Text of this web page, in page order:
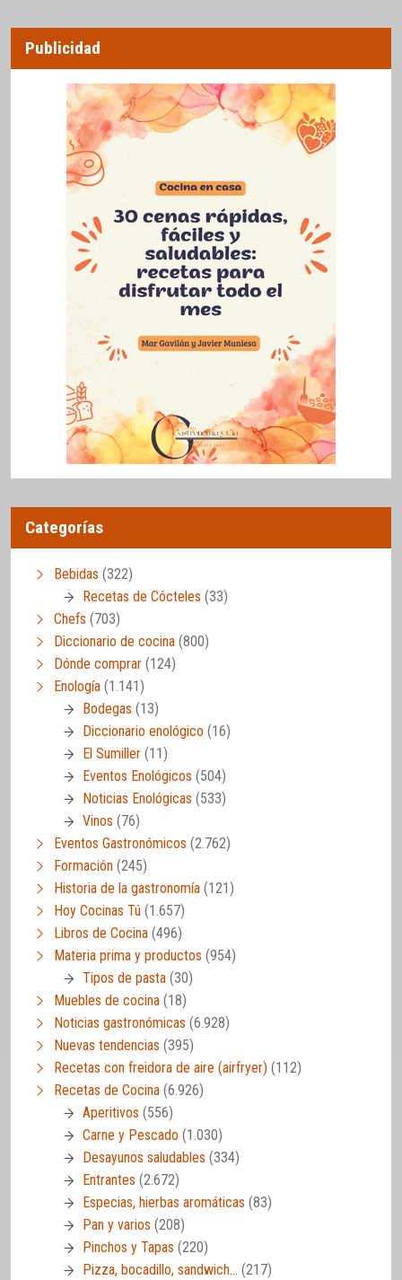
Publicidad
Categorías
Bebidas (322)
Recetas de Cócteles (33)
Chefs (703)
Diccionario de cocina (800)
Dónde comprar (124)
Enología (1.141)
Bodegas (13)
Diccionario enológico (16)
El Sumiller (11)
Eventos Enológicos (504)
Noticias Enológicas (533)
Vinos (76)
Eventos Gastronómicos (2.762)
Formación (245)
Historia de la gastronomía (121)
Hoy Cocinas Tú (1.657)
Libros de Cocina (496)
Materia prima y productos (954)
Tipos de pasta (30)
Muebles de cocina (18)
Noticias gastronómicas (6.928)
Nuevas tendencias (395)
Recetas con freidora de aire (airfryer) (112)
Recetas de Cocina (6.926)
Aperitivos (556)
Carne y Pescado (1.030)
Desayunos saludables (334)
Entrantes (2.672)
Especias, hierbas aromáticas (83)
Pan y varios (208)
Pinchos y Tapas (220)
Pizza, bocadillo, sandwich… (217)